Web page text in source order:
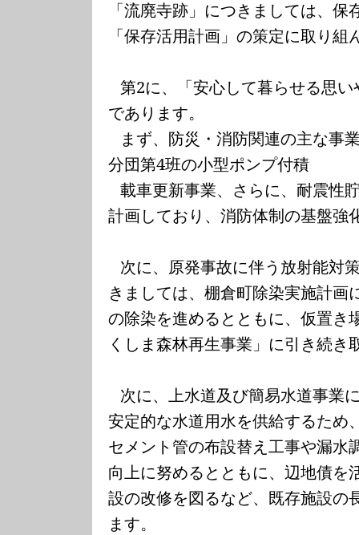
「流廃寺跡」につきましては、
「保存活用計画」の策定に取り組
第2に、「安心して暮らせる思
であります。
まず、防災・消防関連の主な事
分団第4班の小型ポンプ付積
載車更新事業、さらに、耐震性
計画しており、消防体制の基盤強
次に、原発事故に伴う放射能対
きましては、棚倉町除染実施計画
の除染を進めるとともに、仮置き
くしま森林再生事業」に引き続き
次に、上水道及び簡易水道事業
安定的な水道用水を供給するため
セメント管の布設替え工事や漏水
向上に努めるとともに、辺地債を
設の改修を図るなど、既存施設の
ます。